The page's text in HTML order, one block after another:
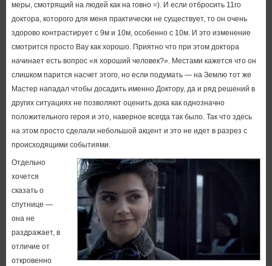
меры, смотрящий на людей как на говно =). И если отбросить 11го
доктора, которого для меня практически не существует, то он очень
здорово контрастирует с 9м и 10м, особенно с 10м. И это изменение
смотрится просто Вау как хорошо. Приятно что при этом доктора
начинает есть вопрос «я хороший человек?». Местами кажется что он
слишком парится насчет этого, но если подумать — на Землю тот же
Мастер нападал чтобы досадить именно Доктору, да и ряд решений в
других ситуациях не позволяют оценить дока как однозначно
положительного героя и это, наверное всегда так было. Так что здесь
на этом просто сделали небольшой акцент и это не идет в разрез с
происходящими событиями.
Отдельно
хочется
сказать о
спутнице —
она не
раздражает, в
отличие от
откровенно